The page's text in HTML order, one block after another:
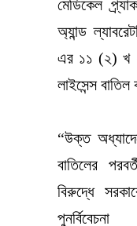
মেডিকেল
অ্যান্ড
এর ১১ (২) খ
লাইসেন্স
“উক্ত
বাতিলের
বিরুদ্ধে